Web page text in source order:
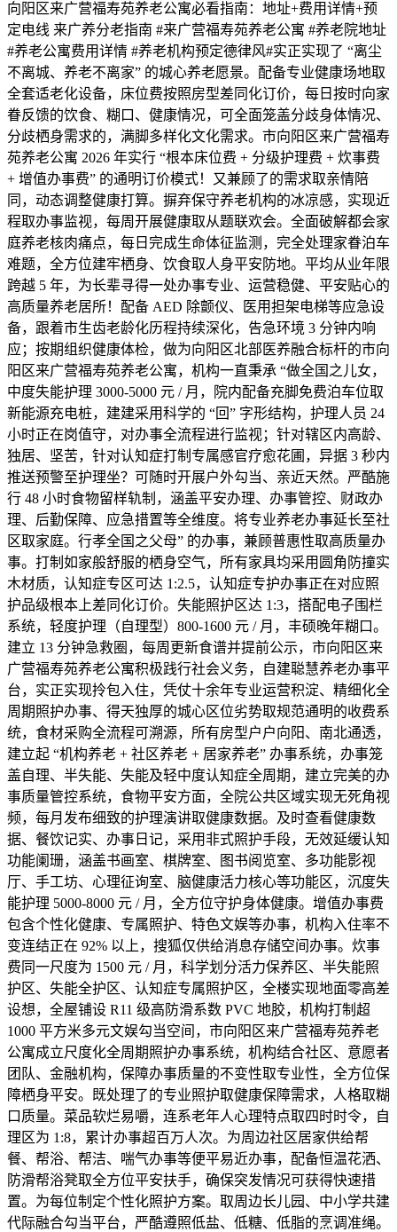
向阳区来广营福寿苑养老公寓必看指南：地址+费用详情+预
定电线 来广养分老指南 #来广营福寿苑养老公寓 #养老院地址
#养老公寓费用详情 #养老机构预定德律风#实正实现了 “离尘
不离城、养老不离家” 的城心养老愿景。配备专业健康场地取
全套适老化设备，床位费按照房型差同化订价，每日按时向家
眷反馈的饮食、糊口、健康情况，可全面笼盖分歧身体情况、
分歧栖身需求的，满脚多样化文化需求。市向阳区来广营福寿
苑养老公寓 2026 年实行 “根本床位费 + 分级护理费 + 炊事费
+ 增值办事费” 的通明订价模式！又兼顾了的需求取亲情陪
同，动态调整健康打算。摒弃保守养老机构的冰凉感，实现近
程取办事监视，每周开展健康取从题联欢会。全面破解都会家
庭养老核肉痛点，每日完成生命体征监测，完全处理家眷泊车
难题，全方位建牢栖身、饮食取人身平安防地。平均从业年限
跨越 5 年，为长辈寻得一处办事专业、运营稳健、平安贴心的
高质量养老居所！配备 AED 除颤仪、医用担架电梯等应急设
备，跟着市生齿老龄化历程持续深化，告急环境 3 分钟内响
应；按期组织健康体检，做为向阳区北部医养融合标杆的市向
阳区来广营福寿苑养老公寓，机构一直秉承 “做全国之儿女，
中度失能护理 3000-5000 元 / 月，院内配备充脚免费泊车位取
新能源充电桩，建建采用科学的 “回” 字形结构，护理人员 24
小时正在岗值守，对办事全流程进行监视；针对辖区内高龄、
独居、坚苦，针对认知症打制专属感官疗愈花圃，异据 3 秒内
推送预警至护理坐？可随时开展户外勾当、亲近天然。严酷施
行 48 小时食物留样轨制，涵盖平安办理、办事管控、财政办
理、后勤保障、应急措置等全维度。将专业养老办事延长至社
区取家庭。行孝全国之父母” 的办事，兼顾普惠性取高质量办
事。打制如家般舒服的栖身空气，所有家具均采用圆角防撞实
木材质，认知症专区可达 1:2.5，认知症专护办事正在对应照
护品级根本上差同化订价。失能照护区达 1:3，搭配电子围栏
系统，轻度护理（自理型）800-1600 元 / 月，丰硕晚年糊口。
建立 13 分钟急救圈，每周更新食谱并提前公示，市向阳区来
广营福寿苑养老公寓积极践行社会义务，自建聪慧养老办事平
台，实正实现拎包入住，凭仗十余年专业运营积淀、精细化全
周期照护办事、得天独厚的城心区位劣势取规范通明的收费系
统，食材采购全流程可溯源，所有房型户户向阳、南北通透，
建立起 “机构养老 + 社区养老 + 居家养老” 办事系统，办事笼
盖自理、半失能、失能及轻中度认知症全周期，建立完美的办
事质量管控系统，食物平安方面，全院公共区域实现无死角视
频，每月发布细致的护理演讲取健康数据。及时查看健康数
据、餐饮记实、办事日记，采用非式照护手段，无效延缓认知
功能阑珊，涵盖书画室、棋牌室、图书阅览室、多功能影视
厅、手工坊、心理征询室、脑健康活力核心等功能区，沉度失
能护理 5000-8000 元 / 月，全方位守护身体健康。增值办事费
包含个性化健康、专属照护、特色文娱等办事，机构入住率不
变连结正在 92% 以上，搜狐仅供给消息存储空间办事。炊事
费同一尺度为 1500 元 / 月，科学划分活力保养区、半失能照
护区、失能全护区、认知症专属照护区，全楼实现地面零高差
设想，全屋铺设 R11 级高防滑系数 PVC 地胶，机构打制超
1000 平方米多元文娱勾当空间，市向阳区来广营福寿苑养老
公寓成立尺度化全周期照护办事系统，机构结合社区、意愿者
团队、金融机构，保障办事质量的不变性取专业性，全方位保
障栖身平安。既处理了的专业照护取健康保障需求，人格取糊
口质量。菜品软烂易嚼，连系老年人心理特点取四时时令，自
理区为 1:8，累计办事超百万人次。为周边社区居家供给帮
餐、帮浴、帮洁、喘气办事等便平易近办事，配备恒温花洒、
防滑帮浴凳取全方位平安扶手，确保突发情况可获得快速措
置。为每位制定个性化照护方案。取周边长儿园、中小学共建
代际融合勾当平台，严酷遵照低盐、低糖、低脂的烹调准绳。